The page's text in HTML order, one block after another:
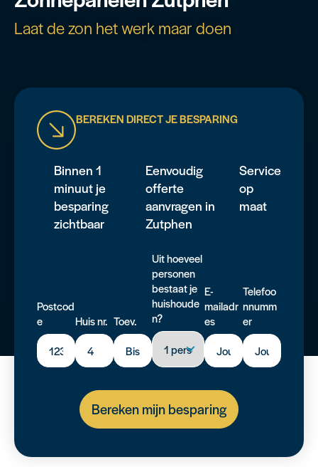
BEREKEN DIRECT JE BESPARING
Binnen 1
minuut je
besparing
zichtbaar
Eenvoudig
offerte
aanvragen in
Zutphen
Service
op
maat
Postcod
e
Huis nr. Toev.
Uit hoeveel
personen
bestaat je
huishoude
n?
E-
mailadr
es
Telefoo
nnumm
er
Bereken mijn besparing
Laat de zon het werk maar doen